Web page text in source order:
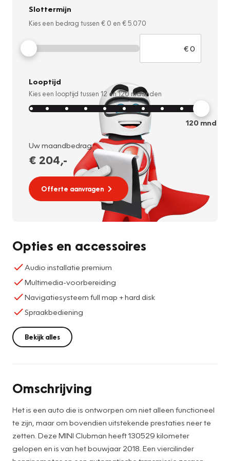
Slottermijn
Kies een bedrag tussen € 0 en € 5.070
Looptijd
Kies een looptijd tussen 12 en120 maanden
120mnd
Uw maandbedrag:
€ 204,-
Offerte aanvragen
Opties en accessoires
Audio installatie premium
Multimedia-voorbereiding
Navigatiesysteem full map + hard disk
Spraakbediening
Bekijk alles
Omschrijving
Het is een auto die is ontworpen om niet alleen functioneel
te zijn, maar om bovendien uitstekende prestaties neer te
zetten. Deze MINI Clubman heeft 130529 kilometer
gelopen en is van het bouwjaar 2018. Een viercilinder